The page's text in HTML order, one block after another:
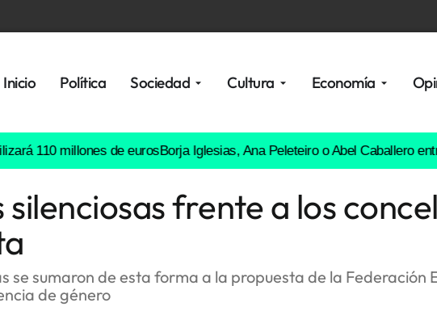
Inicio Política Sociedad Cultura Economía
de eurosBorja Iglesias, Ana Peleteiro o Abel Caballero entre los
frente a los
se sumaron de esta forma a la propuesta de la Federación
de género